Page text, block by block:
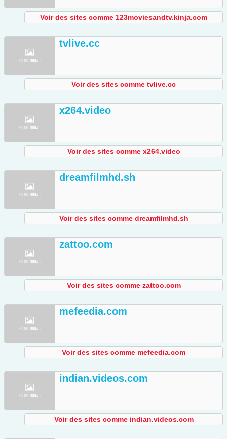
Voir des sites comme 123moviesandtv.kinja.com
tvlive.cc
Voir des sites comme tvlive.cc
x264.video
Voir des sites comme x264.video
dreamfilmhd.sh
Voir des sites comme dreamfilmhd.sh
zattoo.com
Voir des sites comme zattoo.com
mefeedia.com
Voir des sites comme mefeedia.com
indian.videos.com
Voir des sites comme indian.videos.com